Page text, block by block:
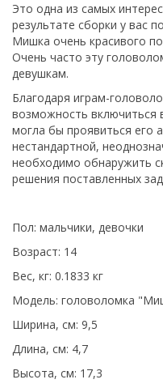
Это одна из самых
результате сборки у вас
Мишка очень красивого
Очень часто эту
девушкам.
Благодаря играм-
возможность включиться
могла бы проявиться его
нестандартной,
необходимо обнаружить
решения поставленных
Пол: мальчики, девочки
Возраст: 14
Вес, кг: 0.1833 кг
Модель: головоломка
Ширина, см: 9,5
Длина, см: 4,7
Высота, см: 17,3